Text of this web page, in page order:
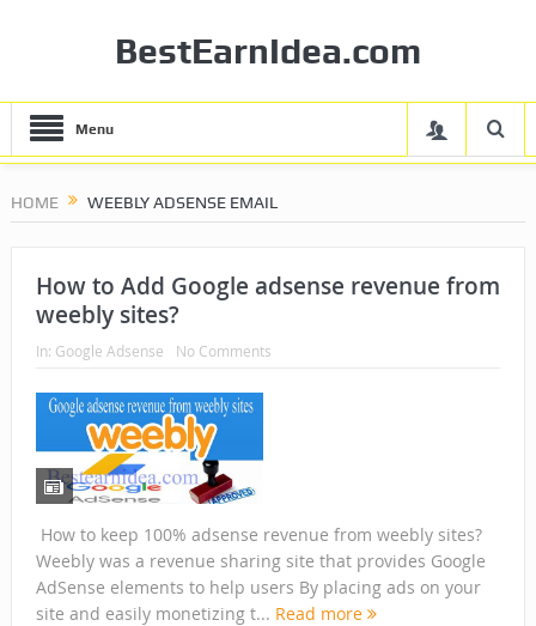
BestEarnIdea.com
Menu
HOME WEEBLY ADSENSE EMAIL
How to Add Google adsense revenue from
weebly sites?
In: Google Adsense No Comments
How to keep 100% adsense revenue from weebly sites?
Weebly was a revenue sharing site that provides Google
AdSense elements to help users By placing ads on your
site and easily monetizing t... Read more